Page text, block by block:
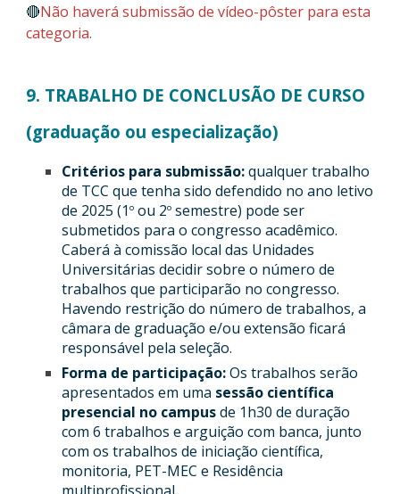
🔴Não haverá submissão de vídeo-pôster para esta
categoria.
9. TRABALHO DE CONCLUSÃO DE CURSO
(graduação ou especialização)
Critérios para submissão:qualquer trabalho
de TCC que tenha sido defendido no ano letivo
de 2025 (1o ou 2o semestre) pode ser
submetidos para o congresso acadêmico.
Caberá à comissão local das Unidades
Universitárias decidir sobre o número de
trabalhos que participarão no congresso.
Havendo restrição do número de trabalhos, a
câmara de graduação e/ou extensão ficará
responsável pela seleção.
Forma de participação:Os trabalhos serão
apresentados em uma sessão científica
presencial no campusde 1h30 de duração
com 6 trabalhos e arguição com banca, junto
com os trabalhos de iniciação científica,
monitoria, PET-MEC e Residência